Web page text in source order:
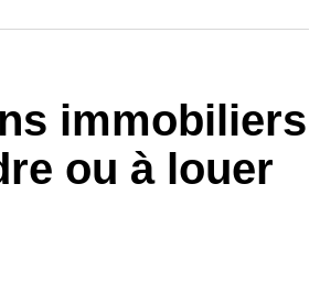
immobiliers
ou à louer